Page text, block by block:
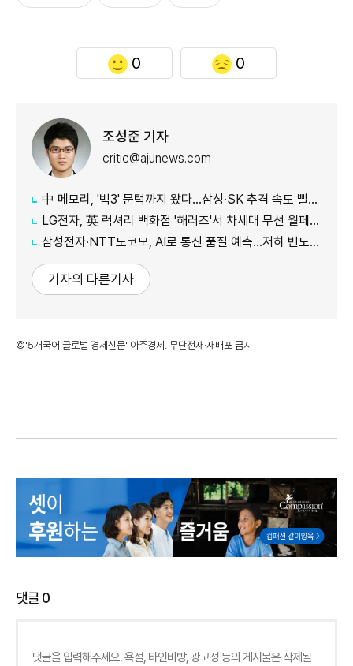
0 0
조성준 기자
critic@ajunews.com
中 메모리, '빅3' 문턱까지 왔다…삼성·SK 추격 속도 빨라진다
LG전자, 英 럭셔리 백화점 '해러즈'서 차세대 무선 월페이퍼 TV 특별 전시
삼성전자·NTT도코모, AI로 통신 품질 예측…저하 빈도 절반 줄였다
기자의 다른기사
©'5개국어 글로벌 경제신문' 아주경제. 무단전재·재배포 금지
댓글0